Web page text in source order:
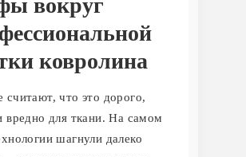
вокруг
ковролина
считают, что это дорого,
вредно для ткани. На самом
шагнули далеко